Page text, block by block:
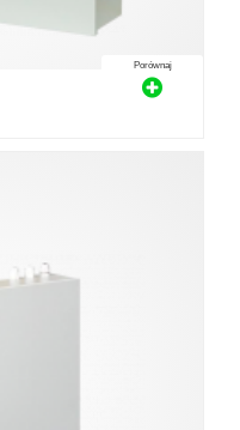
Porównaj